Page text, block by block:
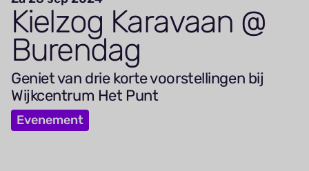
Kielzog Karavaan @
Burendag
Geniet van drie korte voorstellingen bij
Wijkcentrum Het Punt
Evenement